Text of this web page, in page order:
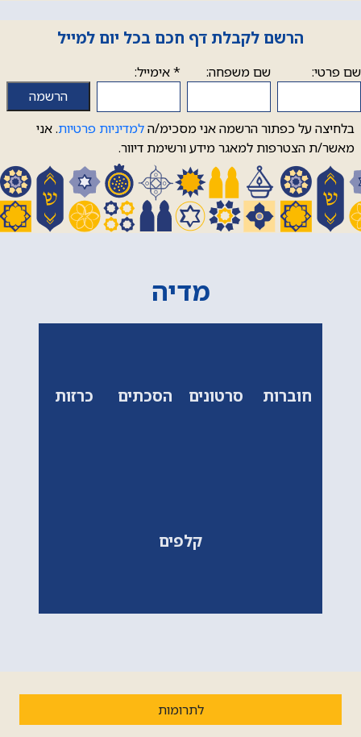
הרשם לקבלת דף חכם בכל יום למייל
שם פרטי: שם משפחה: *אימייל:
בלחיצה על כפתור הרשמה אני מסכימ/הלמדיניות פרטיות. אני
מאשר/ת הצטרפות למאגר מידע ורשימת דיוור.
מדיה
חוברות סרטונים הסכתים כרזות
קלפים
לתרומות